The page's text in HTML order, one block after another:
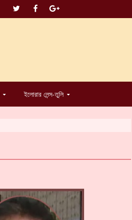
ইলোরার লেন্স-তুলি